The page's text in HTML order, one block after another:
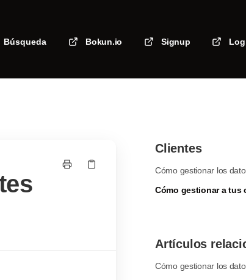
Búsqueda Bokun.io Signup
Clientes
Cómo gestionar los
Cómo gestionar a tus
Artículos
Cómo gestionar los